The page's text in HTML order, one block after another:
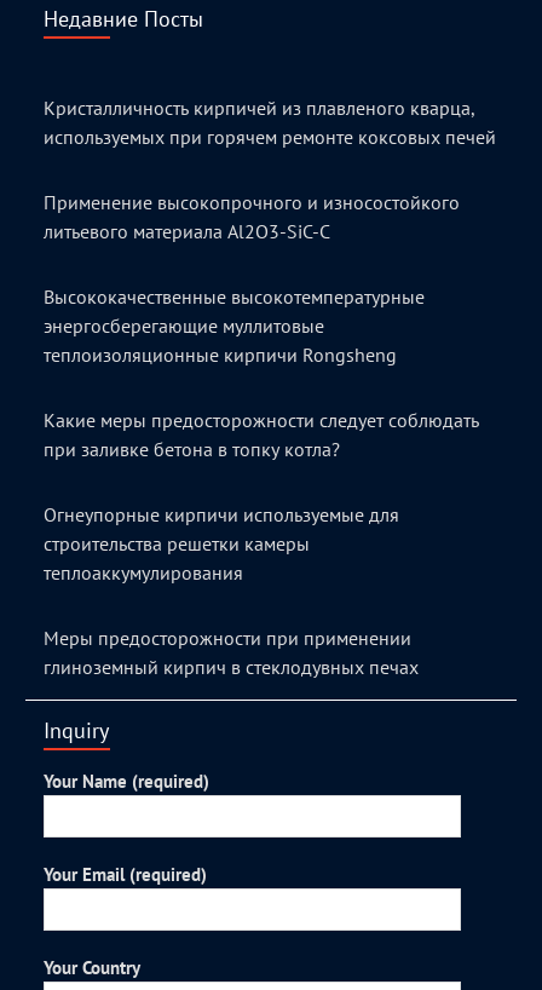
Недавние Посты
Кристалличность кирпичей из плавленого кварца,
используемых при горячем ремонте коксовых печей
Применение высокопрочного и износостойкого
литьевого материала Al2O3-SiC-C
Высококачественные высокотемпературные
энергосберегающие муллитовые
теплоизоляционные кирпичи Rongsheng
Какие меры предосторожности следует соблюдать
при заливке бетона в топку котла?
Огнеупорные кирпичи используемые для
строительства решетки камеры
теплоаккумулирования
Меры предосторожности при применении
глиноземный кирпич в стеклодувных печах
Inquiry
Your Name (required)
Your Email (required)
Your Country